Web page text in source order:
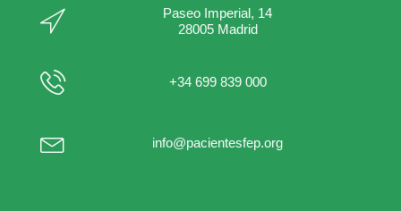
Paseo Imperial, 14
28005 Madrid
+34 699 839 000
info@pacientesfep.org